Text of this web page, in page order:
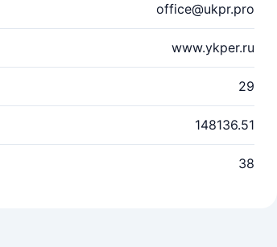
office@ukpr.pro
www.ykper.ru
29
148136.51
38